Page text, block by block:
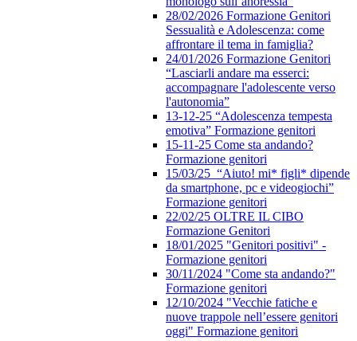
28/02/2026 Formazione Genitori
Sessualità e Adolescenza: come
affrontare il tema in famiglia?
24/01/2026 Formazione Genitori
“Lasciarli andare ma esserci:
accompagnare l'adolescente verso
l'autonomia”
13-12-25 “Adolescenza tempesta
emotiva” Formazione genitori
15-11-25 Come sta andando?
Formazione genitori
15/03/25 “Aiuto! mi* figli* dipende
da smartphone, pc e videogiochi”
Formazione genitori
22/02/25 OLTRE IL CIBO
Formazione Genitori
18/01/2025 "Genitori positivi" -
Formazione genitori
30/11/2024 "Come sta andando?"
Formazione genitori
12/10/2024 "Vecchie fatiche e
nuove trappole nell’essere genitori
oggi" Formazione genitori